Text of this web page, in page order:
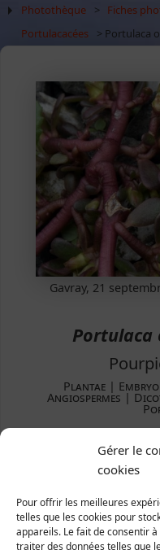
Gérer le
cookies
Pour offrir les meilleures
telles que les cookies pour
appareils. Le fait de consentir
traiter des données telles que
Photothèque > Fiches
Portulacacées
> Portulaca
Gavray, 21
Portulaca
Plantae ­|
Angiospermes |
Répartition et statut
Europe : Régions
France : presque toute
Manche : quelques